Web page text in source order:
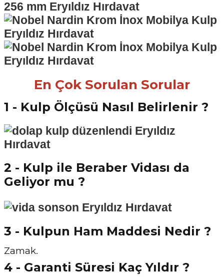
En Çok Sorulan Sorular
1 - Kulp Ölçüsü Nasıl Belirlenir ?
2 - Kulp ile Beraber Vidası da
Geliyor mu ?
3 - Kulpun Ham Maddesi Nedir ?
Zamak.
4 - Garanti Süresi Kaç Yıldır ?